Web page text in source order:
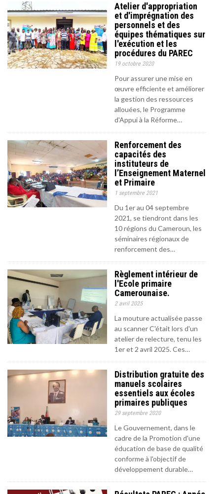
Atelier d'appropriation
et d'imprégnation des
personnels et des
équipes thématiques sur
l'exécution et les
procédures du PAREC
19 octobre 2020
Pour assurer une mise en
œuvre efficiente et améliorer
la gestion des ressources
allouées, le Programme
d'Appui à la Réforme…
Renforcement des
capacités des
instituteurs de
l’Enseignement Maternel
et Primaire
1 septembre 2021
Du 1er au 04 septembre
2021, se tiendront dans les
10 régions du Cameroun, les
séminaires régionaux de
renforcement des…
Règlement intérieur de
l'Ecole primaire
Camerounaise.
2 avril 2025
La mouture actualisée passe
au scanner C'était lors d'un
atelier de relecture, tenu les
1er et 2 avril 2025. Ces…
Distribution gratuite des
manuels scolaires
essentiels aux écoles
primaires publiques
29 septembre 2020
Le Gouvernement, dans le
cadre de la Promotion d'une
éducation de base de qualité
conforme à l'objectif de
développement durable…